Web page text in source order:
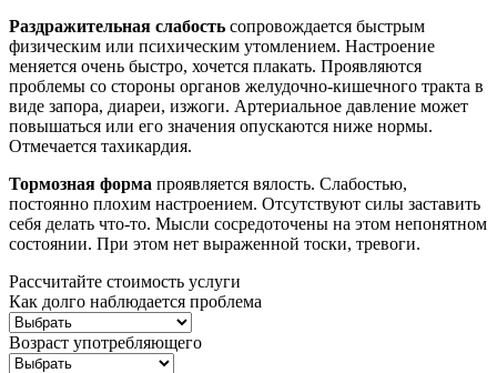
Раздражительная слабость сопровождается быстрым
физическим или психическим утомлением. Настроение
меняется очень быстро, хочется плакать. Проявляются
проблемы со стороны органов желудочно-кишечного тракта в
виде запора, диареи, изжоги. Артериальное давление может
повышаться или его значения опускаются ниже нормы.
Отмечается тахикардия.
Тормозная форма проявляется вялость. Слабостью,
постоянно плохим настроением. Отсутствуют силы заставить
себя делать что-то. Мысли сосредоточены на этом непонятном
состоянии. При этом нет выраженной тоски, тревоги.
Рассчитайте стоимость услуги
Как долго наблюдается проблема
Возраст употребляющего